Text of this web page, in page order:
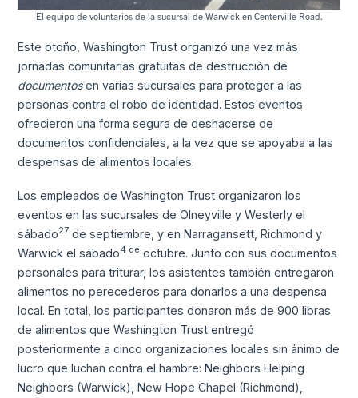
El equipo de voluntarios de la sucursal de Warwick en Centerville Road.
Este otoño, Washington Trust organizó una vez más
jornadas comunitarias gratuitas de destrucción de
documentosen varias sucursales para proteger a las
personas contra el robo de identidad. Estos eventos
ofrecieron una forma segura de deshacerse de
documentos confidenciales, a la vez que se apoyaba a las
despensas de alimentos locales.
Los empleados de Washington Trust organizaron los
eventos en las sucursales de Olneyville y Westerly el
sábado27 de septiembre, y en Narragansett, Richmond y
Warwick el sábado4 de octubre. Junto con sus documentos
personales para triturar, los asistentes también entregaron
alimentos no perecederos para donarlos a una despensa
local. En total, los participantes donaron más de 900 libras
de alimentos que Washington Trust entregó
posteriormente a cinco organizaciones locales sin ánimo de
lucro que luchan contra el hambre: Neighbors Helping
Neighbors (Warwick), New Hope Chapel (Richmond),